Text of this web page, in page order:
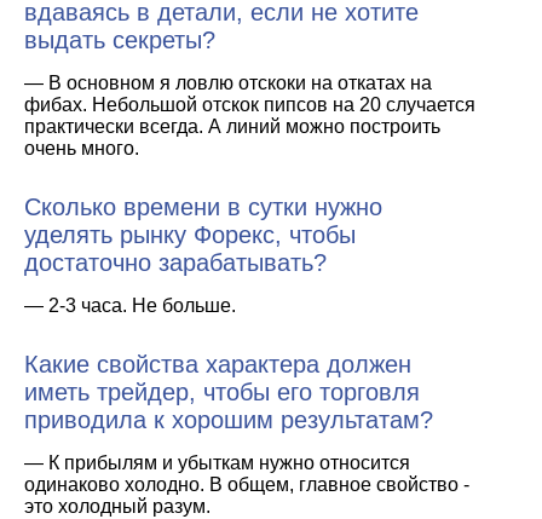
вдаваясь в детали, если не хотите
выдать секреты?
— В основном я ловлю отскоки на откатах на
фибах. Небольшой отскок пипсов на 20 случается
практически всегда. А линий можно построить
очень много.
Сколько времени в сутки нужно
уделять рынку Форекс, чтобы
достаточно зарабатывать?
— 2-3 часа. Не больше.
Какие свойства характера должен
иметь трейдер, чтобы его торговля
приводила к хорошим результатам?
— К прибылям и убыткам нужно относится
одинаково холодно. В общем, главное свойство -
это холодный разум.